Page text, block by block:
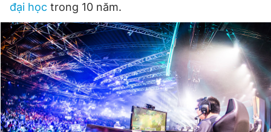
Theo dõi báo trên
Hotline
0906 645 777
Liên hệ quảng cáo
0908 780 404
Đặt báo Quảng cáo RSS Tòa soạn Chính sách bảo
đại học trong 10 năm.